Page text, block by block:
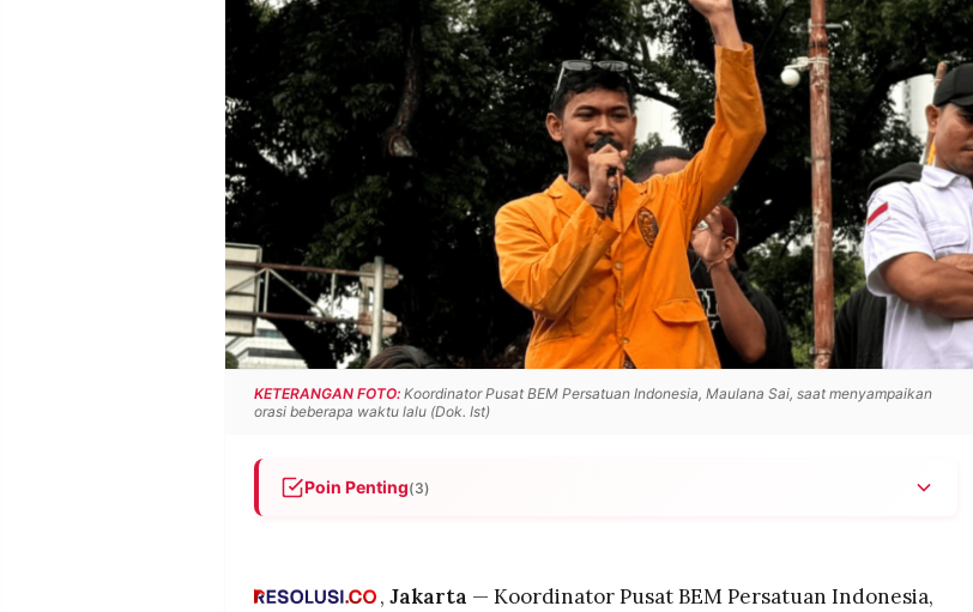
TULISAN
SERVICE
KETERANGAN FOTO: Koordinator Pusat BEM Persatuan Indonesia, Maulana Sai, saat menyampaikan
orasi beberapa waktu lalu (Dok. Ist)
Poin Penting(3)
Mahasiswa mengkritik buruknya tata kelola anggaran raksasa MBG dan
, Jakarta — Koordinator Pusat BEM Persatuan Indonesia,